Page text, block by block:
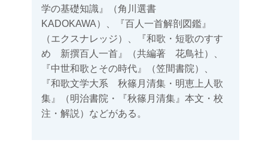
学の基礎知識』（角川選書
KADOKAWA）、『百人一首解剖図鑑』
（エクスナレッジ）、『和歌・短歌のすす
め 新撰百人一首』（共編著 花鳥社）、
『中世和歌とその時代』（笠間書院）、
『和歌文学大系 秋篠月清集・明恵上人歌
集』（明治書院・『秋篠月清集』本文・校
注・解説）などがある。